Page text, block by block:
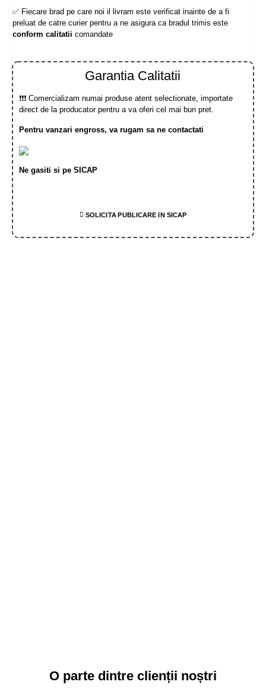
✅ Fiecare brad pe care noi il livram este verificat inainte de a fi
preluat de catre curier pentru a ne asigura ca bradul trimis este
conform calitatii comandate
Garantia Calitatii
❗❗❗ Comercializam numai produse atent selectionate, importate
direct de la producator pentru a va oferi cel mai bun pret.
Pentru vanzari engross, va rugam sa ne contactati
Ne gasiti si pe SICAP
SOLICITA PUBLICARE IN SICAP
O parte dintre clienții noștri